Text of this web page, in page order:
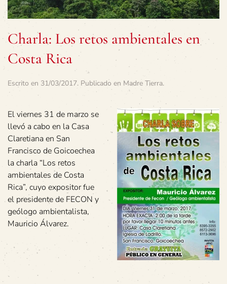
Charla: Los retos ambientales en
Costa Rica
Escrito en 31/03/2017. Publicado en Madre Tierra.
El viernes 31 de marzo se
llevó a cabo en la Casa
Claretiana en San
Francisco de Goicoechea
la charla “Los retos
ambientales de Costa
Rica”, cuyo expositor fue
el presidente de FECON y
geólogo ambientalista,
Mauricio Álvarez.